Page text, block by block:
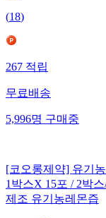
(18)
267 적립
무료배송
5,996명 구매중
[코오롱제약] 유기
1박스X 15포 / 2박
제조 유기농레몬즙